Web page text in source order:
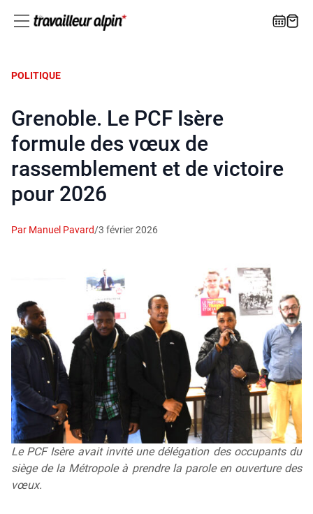
POLITIQUE
Grenoble. Le PCF Isère
formule des vœux de
rassemblement et de victoire
pour 2026
Par Manuel Pavard/3 février 2026
Le PCF Isère avait invité une délégation des occupants du
siège de la Métropole à prendre la parole en ouverture des
vœux.